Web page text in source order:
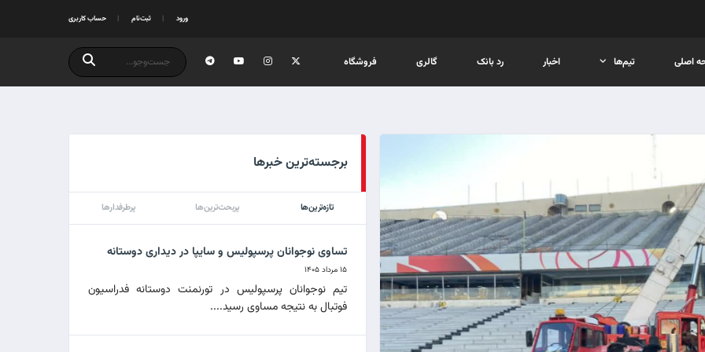
ورود ثبت‌نام حساب کاربری
اصلی تیم‌ها اخبار رد بانک گالری فروشگاه
برجسته‌ترین خبرها
تازه‌ترین‌ها پربحث‌ترین‌ها پرطرفدارها
تساوی نوجوانان پرسپولیس و سایپا در دیداری دوستانه
۱۵ مرداد ۱۴۰۵
تیم نوجوانان پرسپولیس در تورنمنت دوستانه فدراسیون
فوتبال به نتیجه مساوی رسید....